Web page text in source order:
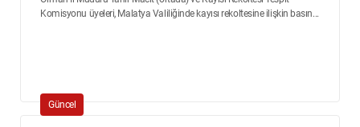
Komisyonu üyeleri, Malatya Valiliğinde kayısı rekoltesine ilişkin basın...
Güncel